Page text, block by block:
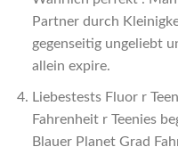
Partner durch
gegenseitig ungeliebt
allein expire.
Liebestests Fluor r
Fahrenheit r Teenies
Blauer Planet Grad